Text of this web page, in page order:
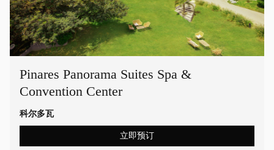
Pinares Panorama Suites Spa &
Convention Center
科尔多瓦
立即预订